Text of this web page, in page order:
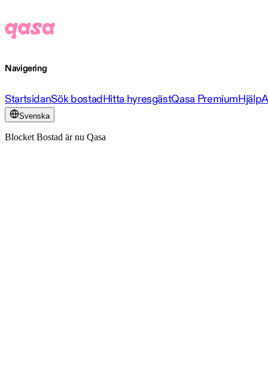
Navigering
StartsidanSök bostadHitta hyresgästQasa PremiumHjälp
Svenska
Blocket Bostad är nu Qasa